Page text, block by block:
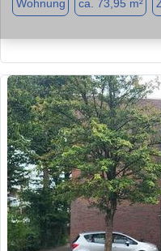
Wohnung ca. 73,95 m²